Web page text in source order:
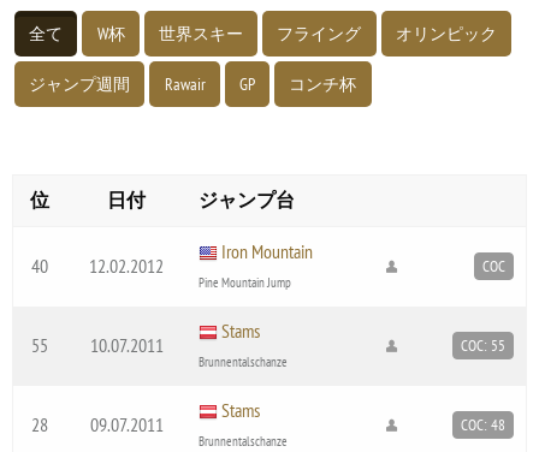
全て W杯 世界スキー フライング オリンピック
ジャンプ週間 Rawair GP コンチ杯
位 日付 ジャンプ台
40 12.02.2012
Iron Mountain
Pine Mountain Jump
COC
55 10.07.2011
Stams
Brunnentalschanze
COC: 55
28 09.07.2011
Stams
Brunnentalschanze
COC: 48